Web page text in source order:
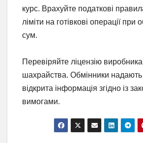
курс. Врахуйте податкові
ліміти на готівкові операції при
сум.
Перевіряйте ліцензію
шахрайства. Обмінники
відкрита інформація згідно із
вимогами.